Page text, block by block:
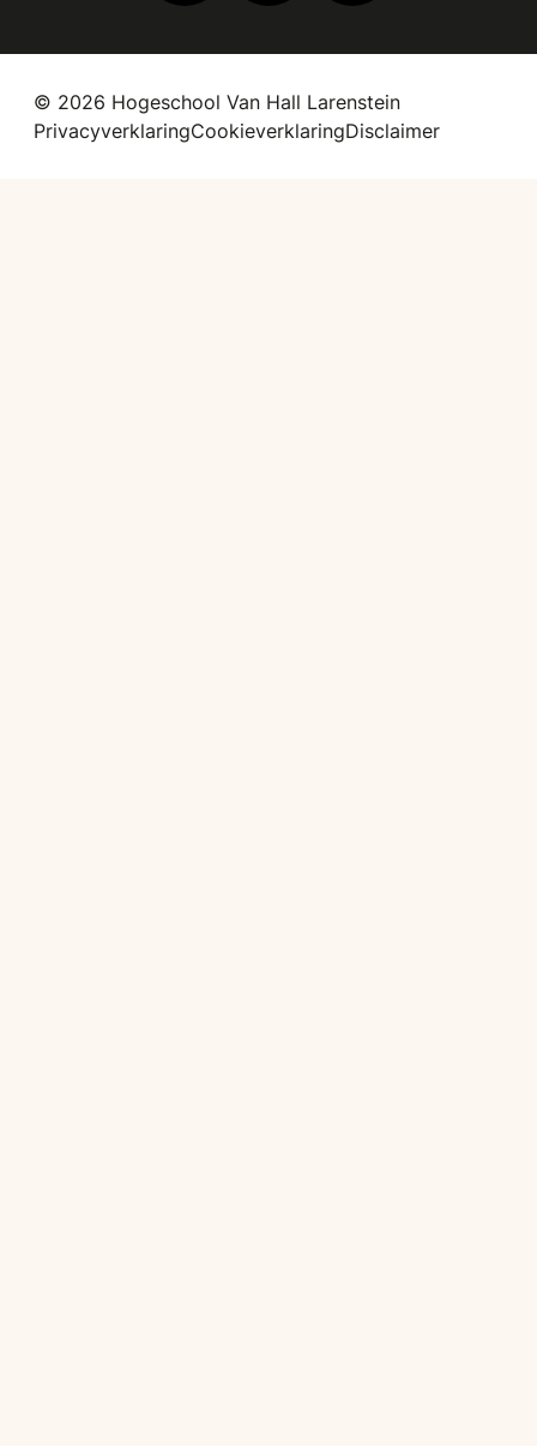
© 2026 Hogeschool Van Hall Larenstein
PrivacyverklaringCookieverklaringDisclaimer